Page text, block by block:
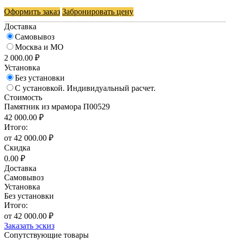
Оформить заказ Забронировать цену
Доставка
Самовывоз
Москва и МО
2 000.00 ₽
Установка
Без установки
С установкой. Индивидуальный расчет.
Стоимость
Памятник из мрамора П00529
42 000.00 ₽
Итого:
от 42 000.00 ₽
Скидка
0.00 ₽
Доставка
Самовывоз
Установка
Без установки
Итого:
от 42 000.00 ₽
Заказать эскиз
Сопутствующие товары